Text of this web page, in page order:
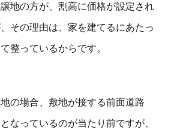
地の方が、割高に価格が設定され
その理由は、家を建てるにあたっ
整っているからです。
の場合、敷地が接する前面道路
なっているのが当たり前ですが、